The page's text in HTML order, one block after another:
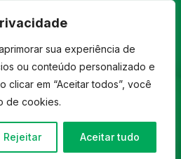
sua experiência de
ou conteúdo personalizado e
clicar em “Aceitar todos”, você
de cookies.
Rejeitar Aceitar tudo